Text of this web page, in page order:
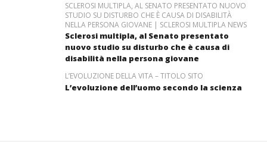
SCLEROSI MULTIPLA, AL SENATO PRESENTATO NUOVO
STUDIO SU DISTURBO CHE È CAUSA DI DISABILITÀ
NELLA PERSONA GIOVANE | SCLEROSI MULTIPLA NEWS
Sclerosi multipla, al Senato presentato
nuovo studio su disturbo che è causa di
disabilità nella persona giovane
L’EVOLUZIONE DELLA VITA – TITOLO SITO
L’evoluzione dell’uomo secondo la scienza